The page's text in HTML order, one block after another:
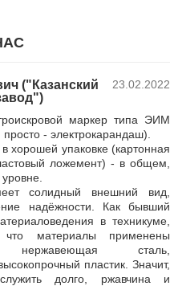
("Казанский
23.02.2022
маркер типа ЭИМ
- электрокарандаш).
хорошей упаковке (картонная
ложемент) - в общем,
солидный внешний вид,
надёжности. Как бывший
в техникуме,
что материалы применены
нержавеющая сталь,
пластик. Значит,
долго, ржавчина и